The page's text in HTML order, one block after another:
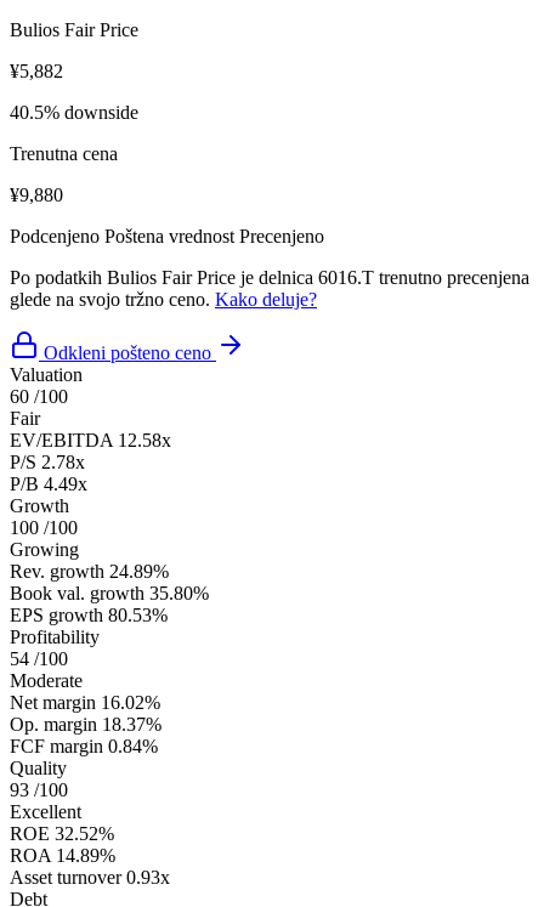
Bulios Fair Price
¥5,882
40.5% downside
Trenutna cena
¥9,880
Podcenjeno Poštena vrednost Precenjeno
Po podatkih Bulios Fair Price je delnica 6016.T trenutno precenjena
glede na svojo tržno ceno. Kako deluje?
Odkleni pošteno ceno
Valuation
60 /100
Fair
EV/EBITDA 12.58x
P/S 2.78x
P/B 4.49x
Growth
100 /100
Growing
Rev. growth 24.89%
Book val. growth 35.80%
EPS growth 80.53%
Profitability
54 /100
Moderate
Net margin 16.02%
Op. margin 18.37%
FCF margin 0.84%
Quality
93 /100
Excellent
ROE 32.52%
ROA 14.89%
Asset turnover 0.93x
Debt